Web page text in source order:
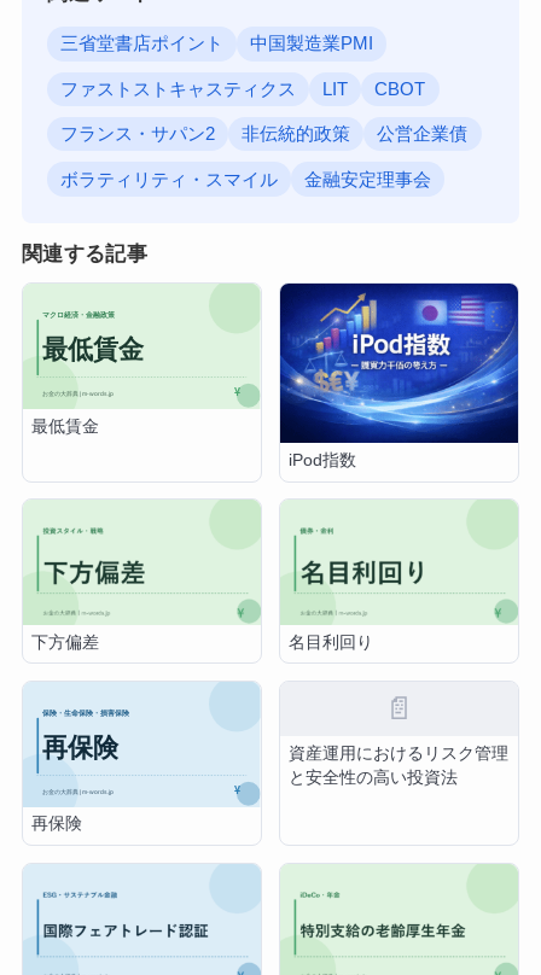
三省堂書店ポイント 中国製造業PMI
ファストストキャスティクス LIT CBOT
フランス・サパン2 非伝統的政策 公営企業債
ボラティリティ・スマイル 金融安定理事会
関連する記事
最低賃金
iPod指数
下方偏差 名目利回り
再保険
📄
資産運用におけるリスク管理
と安全性の高い投資法